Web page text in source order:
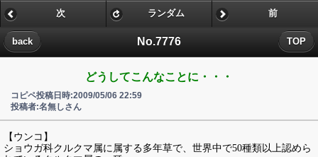
No.7776
back TOP
次 ランダム 前
どうしてこんなことに・・・
コピペ投稿日時:2009/05/06 22:59
投稿者:名無しさん
【ウンコ】
ショウガ科クルクマ属に属する多年草で、世界中で50種類以上認めら